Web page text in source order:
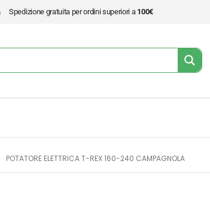
Spedizione gratuita per ordini superiori a 100€
POTATORE ELETTRICA T-REX 160-240 CAMPAGNOLA